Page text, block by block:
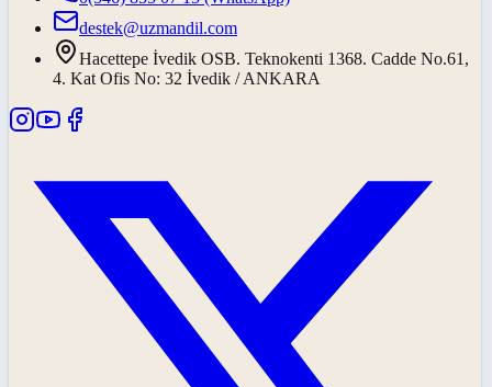
destek@uzmandil.com
Hacettepe İvedik OSB. Teknokenti 1368. Cadde No.61,
4. Kat Ofis No: 32 İvedik / ANKARA